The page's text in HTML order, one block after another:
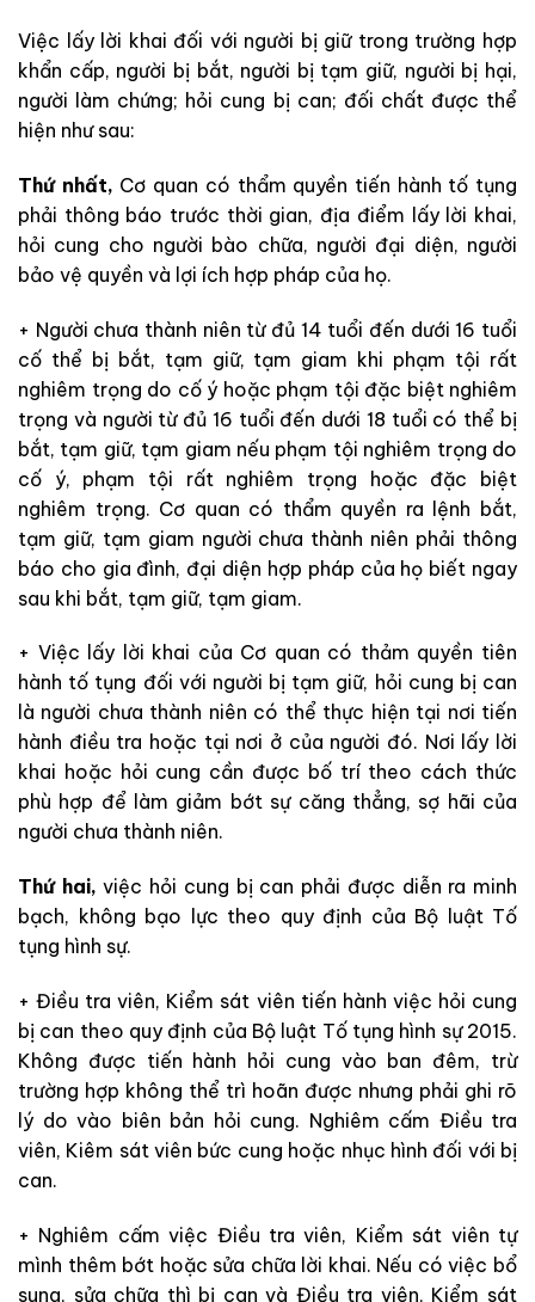
Việc lấy lời khai đối với người bị giữ trong trường hợp
khẩn cấp, người bị bắt, người bị tạm giữ, người bị hại,
người làm chứng; hỏi cung bị can; đối chất được thể
hiện như sau:
Thứ nhất, Cơ quan có thẩm quyền tiến hành tố tụng
phải thông báo trước thời gian, địa điểm lấy lời khai,
hỏi cung cho người bào chữa, người đại diện, người
bảo vệ quyền và lợi ích hợp pháp của họ.
+ Người chưa thành niên từ đủ 14 tuổi đến dưới 16 tuổi
cố thể bị bắt, tạm giữ, tạm giam khi phạm tội rất
nghiêm trọng do cố ý hoặc phạm tội đặc biệt nghiêm
trọng và người từ đủ 16 tuổi đến dưới 18 tuổi có thể bị
bắt, tạm giữ, tạm giam nếu phạm tội nghiêm trọng do
cố ý, phạm tội rất nghiêm trọng hoặc đặc biệt
nghiêm trọng. Cơ quan có thẩm quyền ra lệnh bắt,
tạm giữ, tạm giam người chưa thành niên phải thông
báo cho gia đình, đại diện hợp pháp của họ biết ngay
sau khi bắt, tạm giữ, tạm giam.
+ Việc lấy lời khai của Cơ quan có thảm quyền tiên
hành tố tụng đối với người bị tạm giữ, hỏi cung bị can
là người chưa thành niên có thể thực hiện tại nơi tiến
hành điều tra hoặc tại nơi ở của người đó. Nơi lấy lời
khai hoặc hỏi cung cần được bố trí theo cách thức
phù hợp để làm giảm bớt sự căng thẳng, sợ hãi của
người chưa thành niên.
Thứ hai,việc hỏi cung bị can phải được diễn ra minh
bạch, không bạo lực theo quy định của Bộ luật Tố
tụng hình sự.
+ Điều tra viên, Kiểm sát viên tiến hành việc hỏi cung
bị can theo quy định của Bộ luật Tố tụng hình sự 2015.
Không được tiến hành hỏi cung vào ban đêm, trừ
trường hợp không thể trì hoãn được nhưng phải ghi rõ
lý do vào biên bản hỏi cung. Nghiêm cấm Điều tra
viên, Kiêm sát viên bức cung hoặc nhục hình đối với bị
can.
+ Nghiêm cấm việc Điều tra viên, Kiểm sát viên tự
mình thêm bớt hoặc sửa chữa lời khai. Nếu có việc bổ
sung, sửa chữa thì bị can và Điều tra viên, Kiểm sát